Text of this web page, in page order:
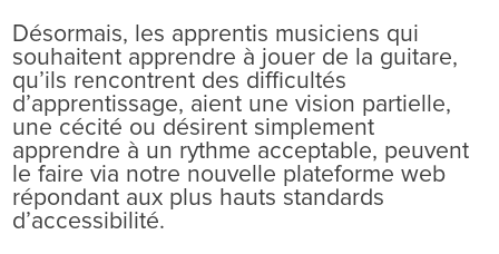
Désormais, les apprentis musiciens qui
souhaitent apprendre à jouer de la guitare,
qu’ils rencontrent des difficultés
d’apprentissage, aient une vision partielle,
une cécité ou désirent simplement
apprendre à un rythme acceptable, peuvent
le faire via notre nouvelle plateforme web
répondant aux plus hauts standards
d’accessibilité.